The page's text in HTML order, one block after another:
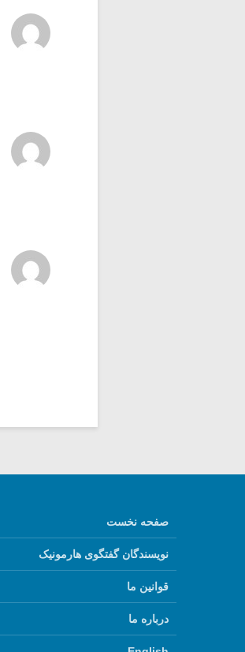
صفحه نخست
نویسندگان گفتگوی هارمونیک
قوانین ما
درباره ما